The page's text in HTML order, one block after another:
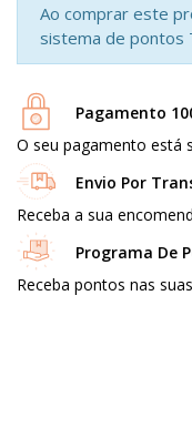
Ao comprar este
sistema de pontos
Pagamento
O seu pagamento está
Envio Por
Receba a sua
Programa De
Receba pontos nas